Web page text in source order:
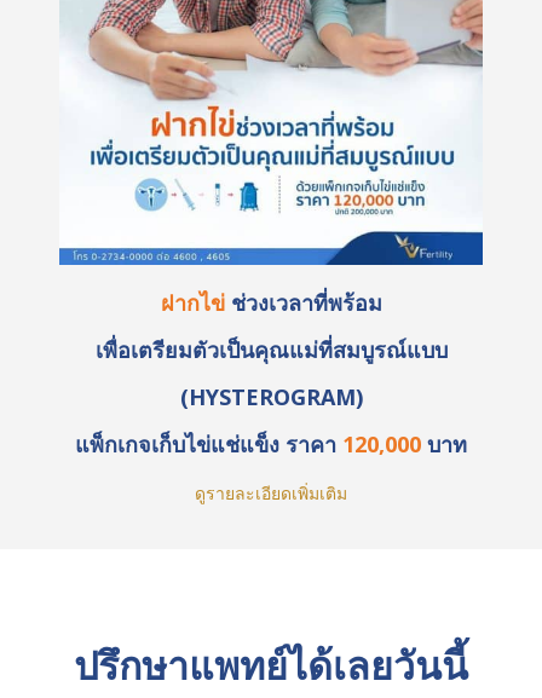
ฝากไข่ช่วงเวลาที่พร้อม
เพื่อเตรียมตัวเป็นคุณแม่ที่สมบูรณ์แบบ
(HYSTEROGRAM)
แพ็กเกจเก็บไข่แช่แข็ง ราคา 120,000 บาท
ดูรายละเอียดเพิ่มเติม
ปรึกษาแพทย์ได้เลยวันนี้